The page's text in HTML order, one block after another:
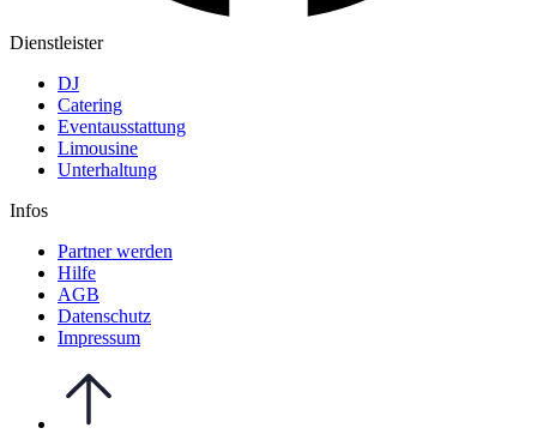
Dienstleister
DJ
Catering
Eventausstattung
Limousine
Unterhaltung
Infos
Partner werden
Hilfe
AGB
Datenschutz
Impressum